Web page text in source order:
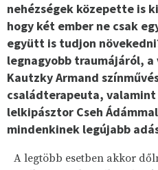
nehézségek közepette is
hogy két ember ne csak
együtt is tudjon
legnagyobb traumájáról,
Kautzky Armand
családterapeuta,
lelkipásztor Cseh
mindenkinek legújabb
A legtöbb esetben akkor